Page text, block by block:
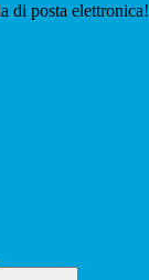
di posta elettronica!